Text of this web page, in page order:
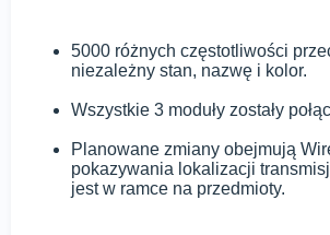
5000 różnych częstotliwości
niezależny stan, nazwę i kolor.
Wszystkie 3 moduły zostały
Planowane zmiany obejmują
pokazywania lokalizacji
jest w ramce na przedmioty.